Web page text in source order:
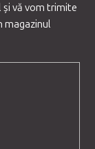
vă vom trimite
magazinul